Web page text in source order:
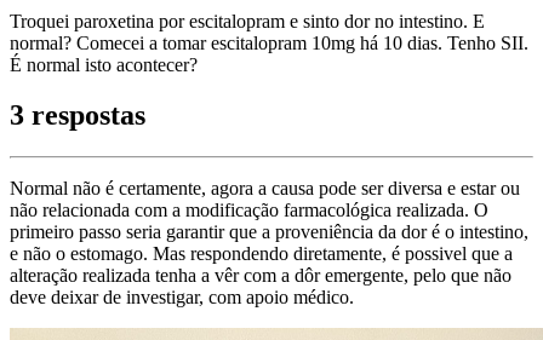
Troquei paroxetina por escitalopram e sinto dor no intestino. E
normal? Comecei a tomar escitalopram 10mg há 10 dias. Tenho SII.
É normal isto acontecer?
3 respostas
Normal não é certamente, agora a causa pode ser diversa e estar ou
não relacionada com a modificação farmacológica realizada. O
primeiro passo seria garantir que a proveniência da dor é o intestino,
e não o estomago. Mas respondendo diretamente, é possivel que a
alteração realizada tenha a vêr com a dôr emergente, pelo que não
deve deixar de investigar, com apoio médico.